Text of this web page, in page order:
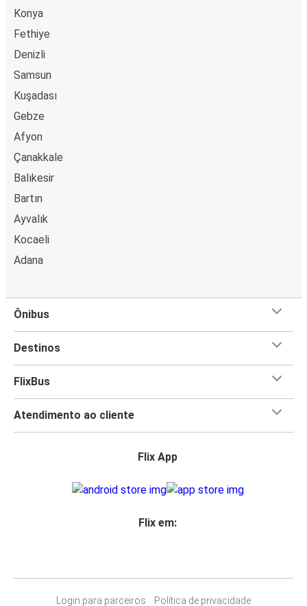
Konya
Fethiye
Denizli
Samsun
Kuşadası
Gebze
Afyon
Çanakkale
Balıkesir
Bartın
Ayvalık
Kocaeli
Adana
Ônibus
Destinos
FlixBus
Atendimento ao cliente
Flix App
Flix em:
Login para parceiros Política de privacidade